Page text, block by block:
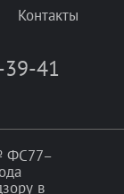
Контакты
39-41
ФС77–
в